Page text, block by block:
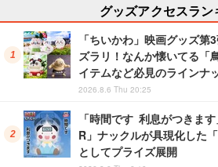
グッズアクセスラン
「ちいかわ」映画グッズ第
ズラリ！なんか懐いてる「
イテムなど必見のラインナ
2026.8.6 Thu 20:25
「時間です 利息がつきま
R」ナックルが具現化した
としてプライズ展開